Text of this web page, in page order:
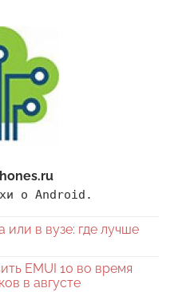
о Android.
или в вузе: где лучше
EMUI 10 во время
в августе